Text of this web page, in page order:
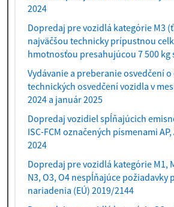
2024
Dopredaj pre vozidlá kategórie M3
najväčšou technicky prípustnou
hmotnosťou presahujúcou 7 500 kg
Vydávanie a preberanie osvedčení o
technických osvedčení vozidla v
2024 a január 2025
Dopredaj vozidiel spĺňajúcich
ISC-FCM označených písmenami AP,
2024
Dopredaj pre vozidlá kategórie M1,
N3, O3, O4 nespĺňajúce požiadavky
nariadenia (EÚ) 2019/2144